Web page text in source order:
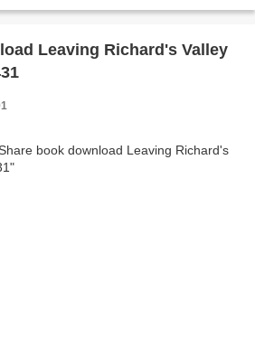
Leaving Richard's Valley